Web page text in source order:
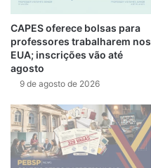
CAPES oferece bolsas para
professores trabalharem nos
EUA; inscrições vão até
agosto
9 de agosto de 2026